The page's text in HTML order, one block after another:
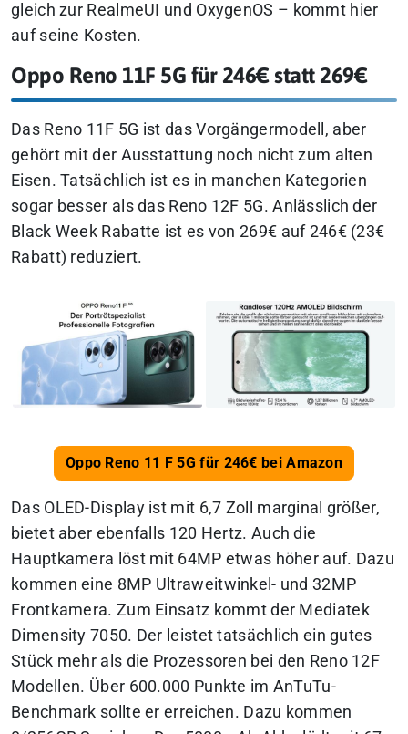
gleich zur RealmeUI und OxygenOS – kommt hier
auf seine Kosten.
Oppo Reno 11F 5G für 246€ statt 269€
Das Reno 11F 5G ist das Vorgängermodell, aber
gehört mit der Ausstattung noch nicht zum alten
Eisen. Tatsächlich ist es in manchen Kategorien
sogar besser als das Reno 12F 5G. Anlässlich der
Black Week Rabatte ist es von 269€ auf 246€ (23€
Rabatt) reduziert.
Oppo Reno 11 F 5G für 246€ bei Amazon
Das OLED-Display ist mit 6,7 Zoll marginal größer,
bietet aber ebenfalls 120 Hertz. Auch die
Hauptkamera löst mit 64MP etwas höher auf. Dazu
kommen eine 8MP Ultraweitwinkel- und 32MP
Frontkamera. Zum Einsatz kommt der Mediatek
Dimensity 7050. Der leistet tatsächlich ein gutes
Stück mehr als die Prozessoren bei den Reno 12F
Modellen. Über 600.000 Punkte im AnTuTu-
Benchmark sollte er erreichen. Dazu kommen